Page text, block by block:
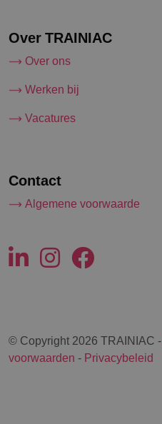
Over TRAINIAC
Over ons
Werken bij
Vacatures
Contact
Algemene voorwaarde
© Copyright 2026 TRAINIAC -
voorwaarden - Privacybeleid